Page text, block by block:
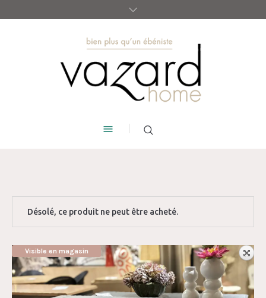
Désolé, ce produit ne peut être acheté.
AUBAINE !
Visible en magasin